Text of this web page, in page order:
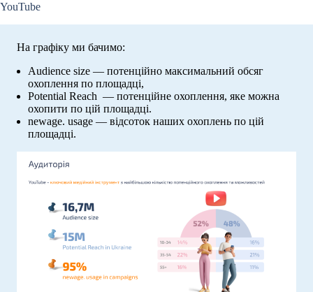
YouTube
На графіку ми бачимо:
Audience size — потенційно максимальний обсяг
охоплення по площадці,
Potential Reach — потенційне охоплення, яке можна
охопити по цій площадці.
newage. usage — відсоток наших охоплень по цій
площадці.